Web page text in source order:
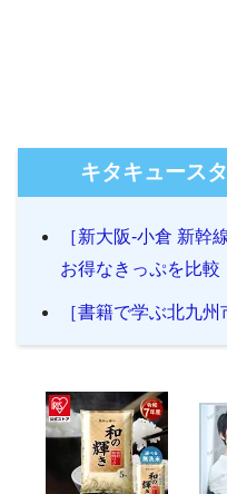
キタキュース
［新大阪-小倉 新幹
お得なきっぷを比較
［書籍で学ぶ北九